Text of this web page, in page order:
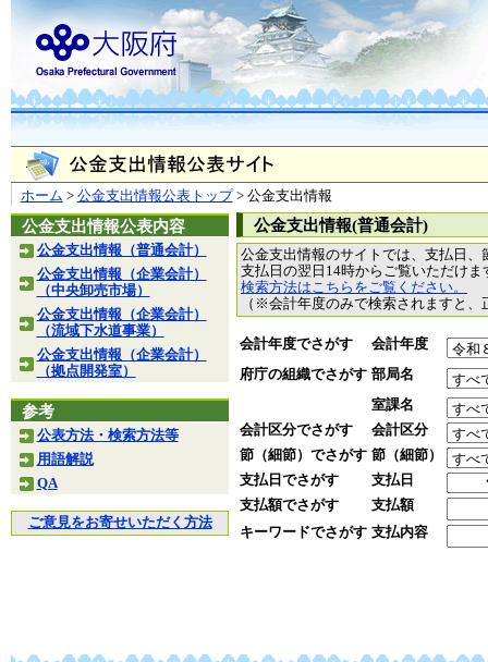
ホーム > 公金支出情報公表トップ> 公金支出情報
公金支出情報公表内容
公金支出情報（普通会計）
公金支出情報（企業会計）
（中央卸売市場）
公金支出情報（企業会計）
（流域下水道事業）
公金支出情報（企業会計）
（拠点開発室）
参考
公表方法・検索方法等
用語解説
QA
ご意見をお寄せいただく方法
公金支出情報(普通会計)
公金支出情報のサイトでは、支払日
支払日の翌日14時からご覧いただけ
検索方法はこちらをご覧ください。
（※会計年度のみで検索されますと
会計年度でさがす
会計年度
府庁の組織でさがす 部局名
室課名
会計区分でさがす
会計区分
節（細節）でさがす 節（細節）
支払日でさがす
支払日
支払額でさがす
支払額
キーワードでさがす 支払内容